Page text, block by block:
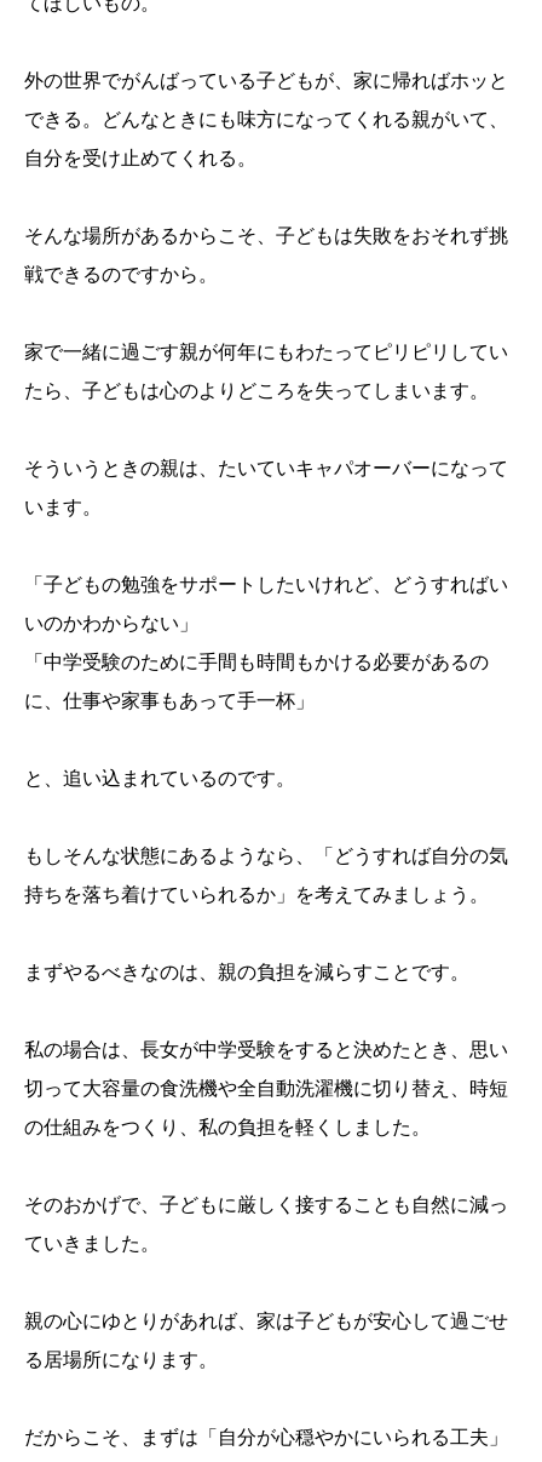
外の世界でがんばっている子どもが、家に帰ればホッと
できる。どんなときにも味方になってくれる親がいて、
自分を受け止めてくれる。
そんな場所があるからこそ、子どもは失敗をおそれず挑
戦できるのですから。
家で一緒に過ごす親が何年にもわたってピリピリしてい
たら、子どもは心のよりどころを失ってしまいます。
そういうときの親は、たいていキャパオーバーになって
います。
「子どもの勉強をサポートしたいけれど、どうすればい
いのかわからない」
「中学受験のために手間も時間もかける必要があるの
に、仕事や家事もあって手一杯」
と、追い込まれているのです。
もしそんな状態にあるようなら、「どうすれば自分の気
持ちを落ち着けていられるか」を考えてみましょう。
まずやるべきなのは、親の負担を減らすことです。
私の場合は、長女が中学受験をすると決めたとき、思い
切って大容量の食洗機や全自動洗濯機に切り替え、時短
の仕組みをつくり、私の負担を軽くしました。
そのおかげで、子どもに厳しく接することも自然に減っ
ていきました。
親の心にゆとりがあれば、家は子どもが安心して過ごせ
る居場所になります。
だからこそ、まずは「自分が心穏やかにいられる工夫」